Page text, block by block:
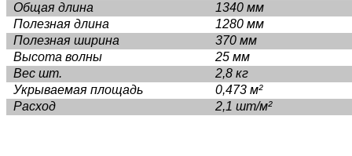
Общая длина
1340 мм
Полезная длина
1280 мм
Полезная ширина
370 мм
Высота волны
25 мм
Вес шт.
2,8 кг
Укрываемая площадь
0,473 м²
Расход
2,1 шт/м²